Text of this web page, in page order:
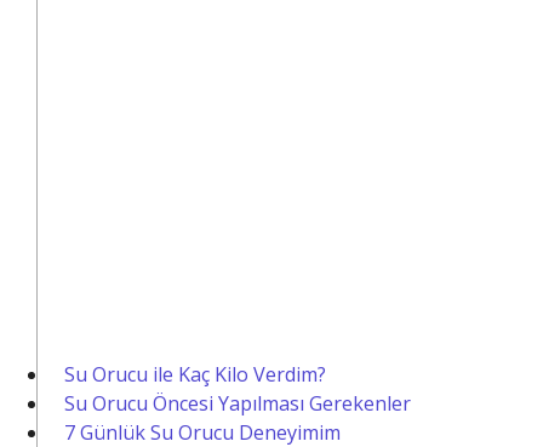
Su Orucu ile Kaç Kilo Verdim?
Su Orucu Öncesi Yapılması Gerekenler
7 Günlük Su Orucu Deneyimim